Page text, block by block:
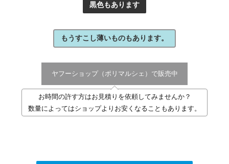
黒色もあります
もうすこし薄いものもあります。
ヤフーショップ（ポリマルシェ）で販売中
お時間の許す方はお見積りを依頼してみませんか？
数量によってはショップよりお安くなることもあります。